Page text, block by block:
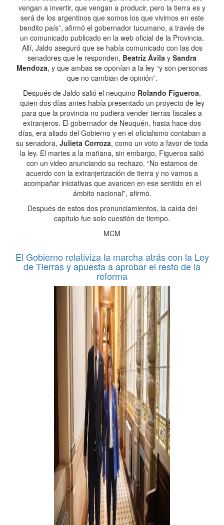
vengan a invertir, que vengan a producir, pero la tierra es y
será de los argentinos que somos los que vivimos en este
bendito país”, afirmó el gobernador tucumano, a través de
un comunicado publicado en la web oficial de la Provincia.
Allí, Jaldo aseguró que se había comunicado con las dos
senadores que le responden, Beatriz Ávila y Sandra
Mendoza, y que ambas se oponían a la ley “y son personas
que no cambian de opinión”.
Después de Jaldo salió el neuquino Rolando Figueroa,
quien dos días antes había presentado un proyecto de ley
para que la provincia no pudiera vender tierras fiscales a
extranjeros. El gobernador de Neuquén, hasta hace dos
días, era aliado del Gobierno y en el oficialismo contaban a
su senadora, Julieta Corroza, como un voto a favor de toda
la ley. El martes a la mañana, sin embargo, Figueroa salió
con un video anunciando su rechazo. “No estamos de
acuerdo con la extranjerización de tierra y no vamos a
acompañar iniciativas que avancen en ese sentido en el
ámbito nacional”, afirmó.
Después de estos dos pronunciamientos, la caída del
capítulo fue solo cuestión de tiempo.
MCM
El Gobierno relativiza la marcha atrás con la Ley
de Tierras y apuesta a aprobar el resto de la
reforma